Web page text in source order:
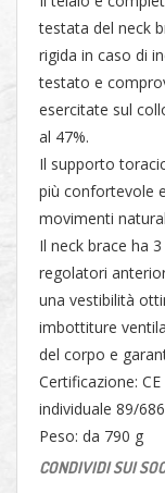
testata del neck
rigida in caso di
testato e
esercitate sul
al 47%.
Il supporto
più confortevole
movimenti
Il neck brace ha
regolatori
una vestibilità
imbottiture
del corpo e
Certificazione:
individuale 89/
Peso: da 790 g
CONDIVIDI SUI